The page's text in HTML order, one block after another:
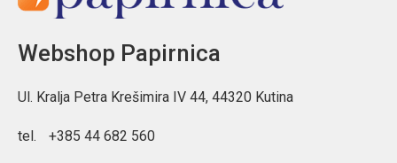
Webshop Papirnica
Ul. Kralja Petra Krešimira IV 44, 44320 Kutina
tel. +385 44 682 560